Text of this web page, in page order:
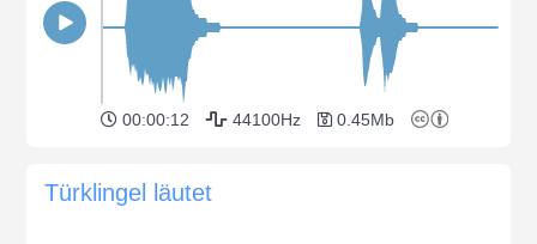
00:00:12 44100Hz 0.45Mb
Türklingel läutet